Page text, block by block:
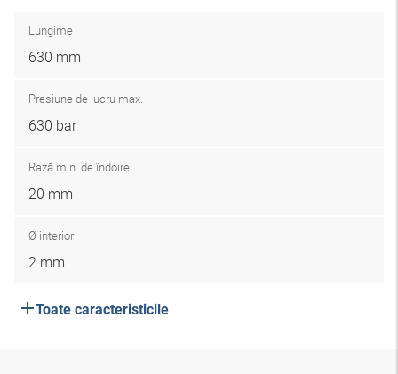
Lungime
630 mm
Presiune de lucru max.
630 bar
Rază min. de îndoire
20 mm
Ø interior
2 mm
Toate caracteristicile